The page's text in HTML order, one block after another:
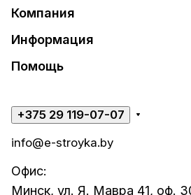
Компания
Информация
Помощь
+375 29 119-07-07
info@e-stroyka.by
Офис:
Минск, ул. Я. Мавра 41, оф.